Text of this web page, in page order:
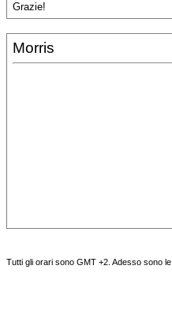
Grazie!
Morris
Tutti gli orari sono GMT +2. Adesso sono le